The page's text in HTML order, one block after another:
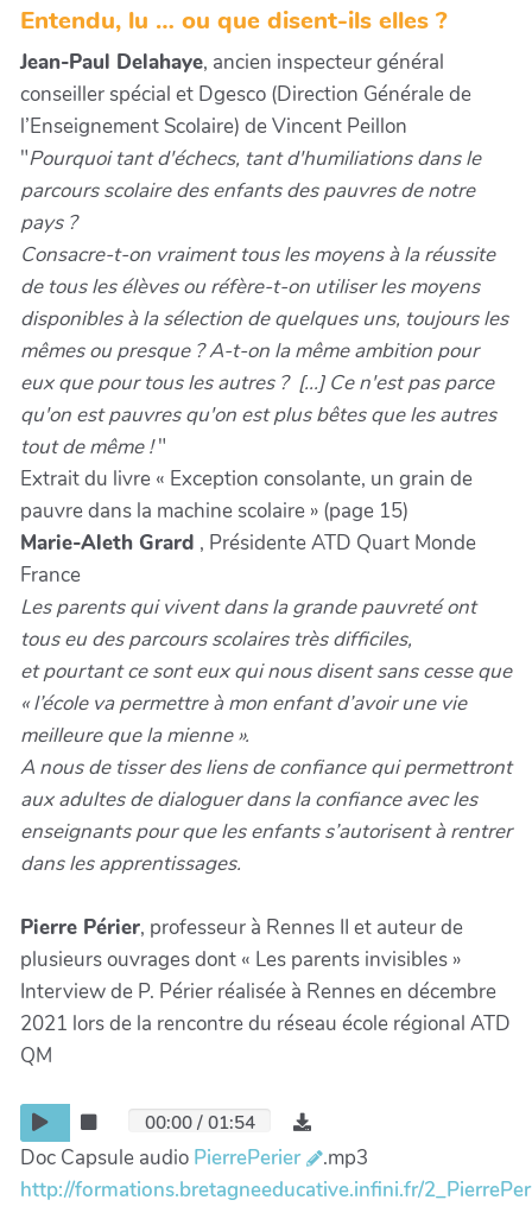
Entendu, lu … ou que disent-ils elles ?
Jean-Paul Delahaye, ancien inspecteur général
conseiller spécial et Dgesco (Direction Générale de
l’Enseignement Scolaire) de Vincent Peillon
"Pourquoi tant d'échecs, tant d'humiliations dans le
parcours scolaire des enfants des pauvres de notre
pays ?
Consacre-t-on vraiment tous les moyens à la réussite
de tous les élèves ou réfère-t-on utiliser les moyens
disponibles à la sélection de quelques uns, toujours les
mêmes ou presque ? A-t-on la même ambition pour
eux que pour tous les autres ? [...] Ce n'est pas parce
qu'on est pauvres qu'on est plus bêtes que les autres
tout de même !"
Extrait du livre « Exception consolante, un grain de
pauvre dans la machine scolaire » (page 15)
Marie-Aleth Grard , Présidente ATD Quart Monde
France
Les parents qui vivent dans la grande pauvreté ont
tous eu des parcours scolaires très difficiles,
et pourtant ce sont eux qui nous disent sans cesse que
« l’école va permettre à mon enfant d’avoir une vie
meilleure que la mienne ».
A nous de tisser des liens de confiance qui permettront
aux adultes de dialoguer dans la confiance avec les
enseignants pour que les enfants s’autorisent à rentrer
dans les apprentissages.
Pierre Périer, professeur à Rennes II et auteur de
plusieurs ouvrages dont « Les parents invisibles »
Interview de P. Périer réalisée à Rennes en décembre
2021 lors de la rencontre du réseau école régional ATD
QM
00:00/ 01:54
Doc Capsule audio PierrePerier
.mp3
http://formations.bretagneeducative.infini.fr/